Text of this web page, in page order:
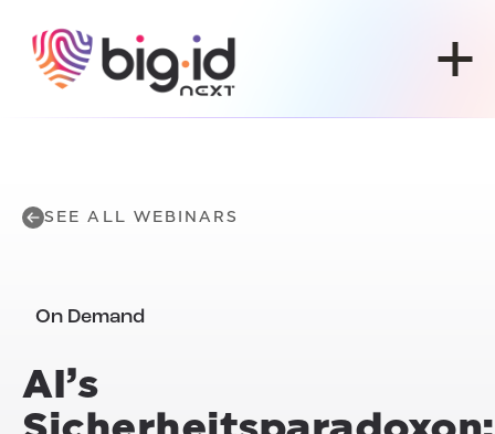
SEE ALL WEBINARS
On Demand
AI’s